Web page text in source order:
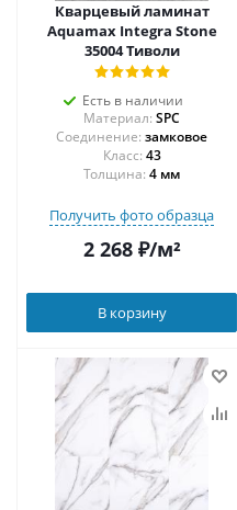
Кварцевый ламинат
Aquamax Integra Stone
35004 Тиволи
Есть в наличии
Материал: SPC
Соединение: замковое
43
Толщина: 4 мм
Получить фото образца
2 268₽/м²
В корзину